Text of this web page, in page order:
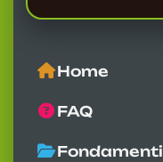
Home
FAQ
Fondamenti